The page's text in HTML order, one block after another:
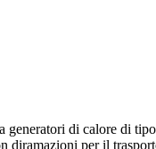
di calore di
per il